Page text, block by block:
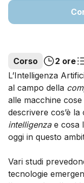
Corso 2 ore
L’Intelligenza
al campo della
alle macchine
descrivere cos’è
intelligenzae cosa
oggi in questo
Vari studi
tecnologie